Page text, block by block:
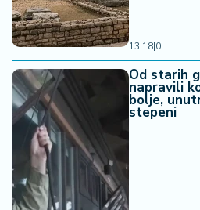
13:18|0
Od starih
napravili
bolje,
stepeni